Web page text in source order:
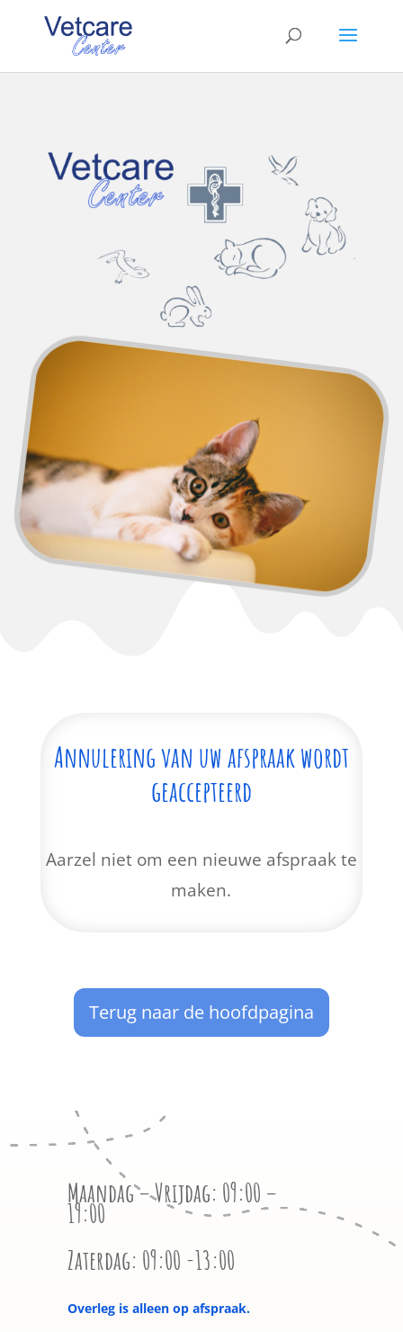
Annulering van uw afspraak wordt
geaccepteerd
Aarzel niet om een ​​nieuwe afspraak te
maken.
Terug naar de hoofdpagina
Maandag – Vrijdag: 09:00 –
19:00
Zaterdag: 09:00 -13:00
Overleg is alleen op afspraak.